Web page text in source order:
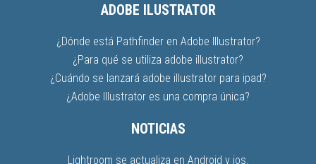
ADOBE ILUSTRATOR
¿Dónde está Pathfinder en Adobe Illustrator?
¿Para qué se utiliza adobe illustrator?
¿Cuándo se lanzará adobe illustrator para ipad?
¿Adobe Illustrator es una compra única?
NOTICIAS
Lightroom se actualiza en Android y ios.